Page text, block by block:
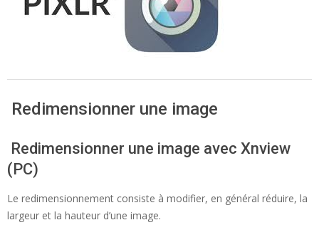
Redimensionner une image
Redimensionner une image avec Xnview
(PC)
Le redimensionnement consiste à modifier, en général réduire, la
largeur et la hauteur d’une image.